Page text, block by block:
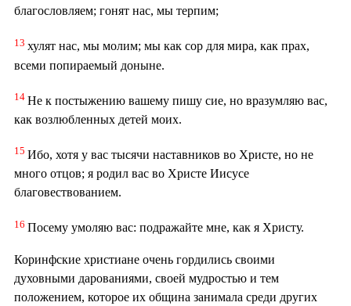
благословляем; гонят нас, мы терпим;
13 хулят нас, мы молим; мы как сор для мира, как прах,
всеми попираемый доныне.
14 Не к постыжению вашему пишу сие, но вразумляю вас,
как возлюбленных детей моих.
15 Ибо, хотя у вас тысячи наставников во Христе, но не
много отцов; я родил вас во Христе Иисусе
благовествованием.
16 Посему умоляю вас: подражайте мне, как я Христу.
Коринфские христиане очень гордились своими
духовными дарованиями, своей мудростью и тем
положением, которое их община занимала среди других